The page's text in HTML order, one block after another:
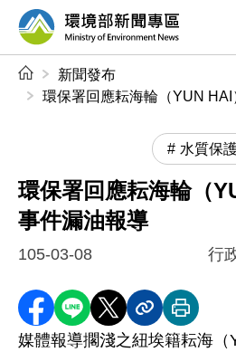
前往中央內容區塊
環境部新聞專
新聞發布
環保署回應耘海輪（YUN
水質保
環保署回應耘海輪（
事件漏油報導
105-03-08 行
分享至 Facebook
分享到 LINE
分享到 X分享內容連結
列印本頁
媒體報導擱淺之紐埃籍耘海